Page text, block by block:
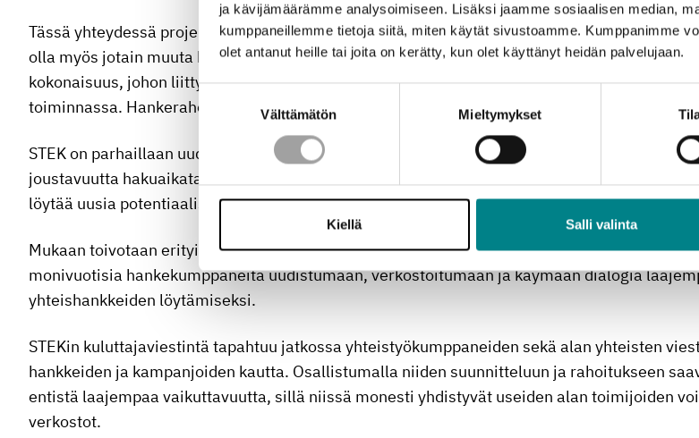
ja kävijämäärämme analysoimiseen. Lisäksi jaamme sosiaalisen median,
kumppaneillemme tietoja siitä, miten käytät sivustoamme. Kumppanimme
olet antanut heille tai joita on kerätty, kun olet käyttänyt heidän palvelujaan.
Suostumuksen
valinta
Välttämätön Mieltymykset
Kiellä Salli valinta
Tässä yhteydessä projektilla tarkoitetaan yksittäistä toteutusta, jolla on selkeä tavoite ja
olla myös jotain muuta kuin tutkimusta kuten tukea hakijan viestinnälle. Hanke puolestaan on
kokonaisuus, johon liittyvä rahoitus voi olla monivuotista ja kattaa useita eri osa-alueita
toiminnassa. Hankerahoituksesta on sopimus tällä hetkellä neljän korkeakoulun kanssa.
STEK on parhaillaan uudistamassa rahoituksen hakemista selkeyttämällä kriteerejä sekä
joustavuutta hakuaikatauluun ja rahoituspäätösten tekoon. Tavoitteena on palvella hakijoita
löytää uusia potentiaalisia tahoja rahoituksen piiriin.
Mukaan toivotaan erityisesti korkeakouluja ja muita oppilaitoksia. Lisäksi halutaan rohkaista
monivuotisia hankekumppaneita uudistumaan, verkostoitumaan ja käymään dialogia
yhteishankkeiden löytämiseksi.
STEKin kuluttajaviestintä tapahtuu jatkossa yhteistyökumppaneiden sekä alan yhteisten
hankkeiden ja kampanjoiden kautta. Osallistumalla niiden suunnitteluun ja rahoitukseen
entistä laajempaa vaikuttavuutta, sillä niissä monesti yhdistyvät useiden alan toimijoiden
verkostot.